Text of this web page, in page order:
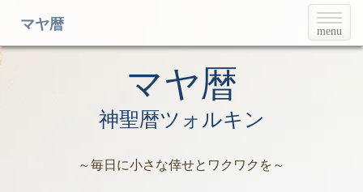
T
o
g
menu
マヤ暦
マヤ暦
神聖暦ツォルキン
～毎日に小さな倖せとワクワクを～